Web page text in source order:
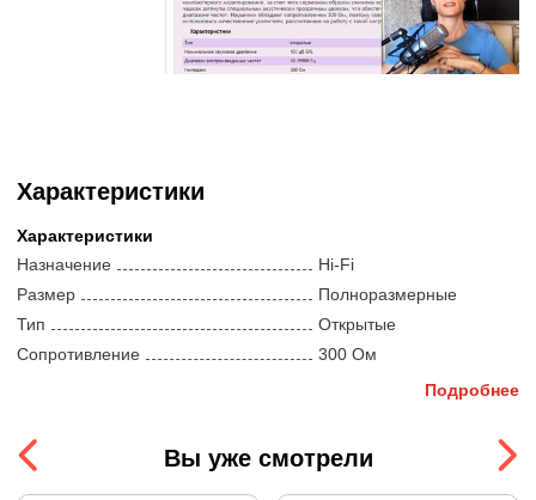
поэтому совместно с ними рекомендуется
использовать качественные усилители,
рассчитанные на работу с такой нагрузкой.
Характеристики
Характеристики
Назначение
Hi-Fi
Размер
Полноразмерные
Тип
Открытые
Сопротивление
300 Ом
Тип звукоизлучателя
Калибровка
Не указано
Подробнее
Вы уже смотрели